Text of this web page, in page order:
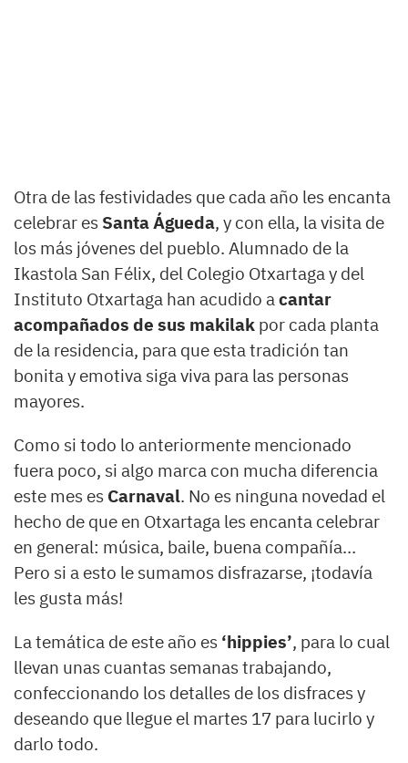
Otra de las festividades que cada año les encanta
celebrar es Santa Águeda, y con ella, la visita de
los más jóvenes del pueblo. Alumnado de la
Ikastola San Félix, del Colegio Otxartaga y del
Instituto Otxartaga han acudido acantar
acompañados de sus makilak por cada planta
de la residencia, para que esta tradición tan
bonita y emotiva siga viva para las personas
mayores.
Como si todo lo anteriormente mencionado
fuera poco, si algo marca con mucha diferencia
este mes es Carnaval. No es ninguna novedad el
hecho de que en Otxartaga les encanta celebrar
en general: música, baile, buena compañía…
Pero si a esto le sumamos disfrazarse, ¡todavía
les gusta más!
La temática de este año es ‘hippies’, para lo cual
llevan unas cuantas semanas trabajando,
confeccionando los detalles de los disfraces y
deseando que llegue el martes 17 para lucirlo y
darlo todo.